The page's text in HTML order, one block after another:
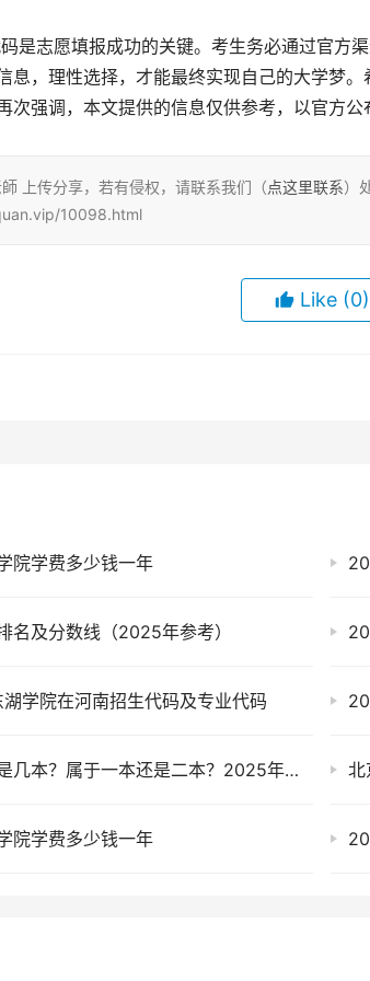
息，理性选择，才能最终实现自己的大学梦
次强调，本文提供的信息仅供参考，以官方公
上传分享，若有侵权，请联系我们（点这里联系）
10098.html
Like (0)
院学费多少钱一年
名及分数线（2025年参考）
学院在河南招生代码及专业代码
河北师范大学是几本？属于一本还是二本？2025年分数线预测及报考建议 北
院学费多少钱一年